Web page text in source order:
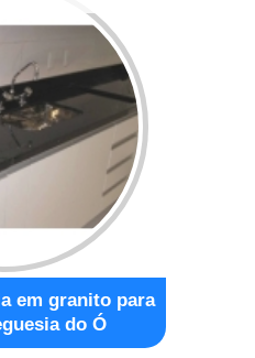
em granito para
do Ó